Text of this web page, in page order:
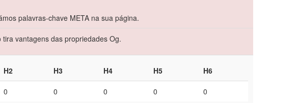
palavras-chave META na sua página.
tira vantagens das propriedades Og.
H2 H3 H4 H5 H6
0 0 0 0 0